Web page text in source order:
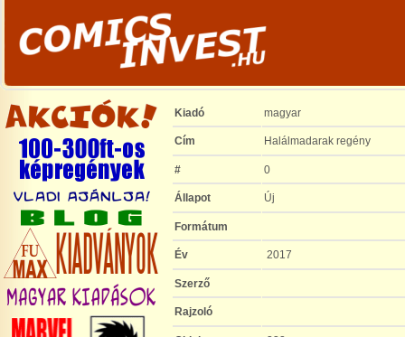
Kiadó magyar
Cím Halálmadarak regény
# 0
Állapot Új
Formátum
Év 2017
Szerző
Rajzoló